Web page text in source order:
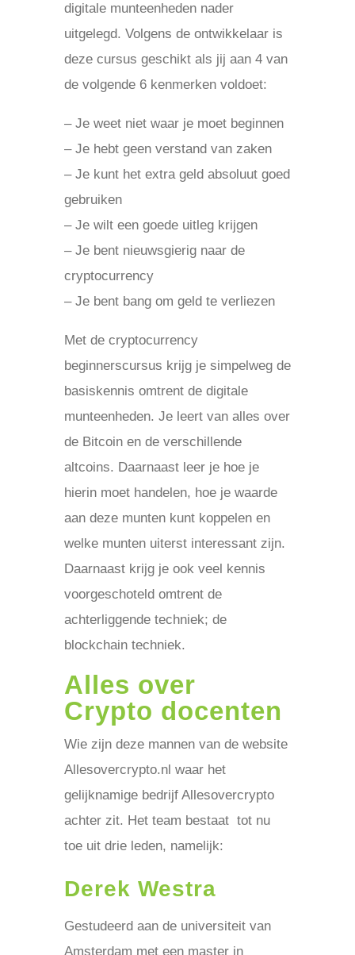
digitale munteenheden nader
uitgelegd. Volgens de ontwikkelaar is
deze cursus geschikt als jij aan 4 van
de volgende 6 kenmerken voldoet:
– Je weet niet waar je moet beginnen
– Je hebt geen verstand van zaken
– Je kunt het extra geld absoluut goed
gebruiken
– Je wilt een goede uitleg krijgen
– Je bent nieuwsgierig naar de
cryptocurrency
– Je bent bang om geld te verliezen
Met de cryptocurrency
beginnerscursus krijg je simpelweg de
basiskennis omtrent de digitale
munteenheden. Je leert van alles over
de Bitcoin en de verschillende
altcoins. Daarnaast leer je hoe je
hierin moet handelen, hoe je waarde
aan deze munten kunt koppelen en
welke munten uiterst interessant zijn.
Daarnaast krijg je ook veel kennis
voorgeschoteld omtrent de
achterliggende techniek; de
blockchain techniek.
Alles over
Crypto docenten
Wie zijn deze mannen van de website
Allesovercrypto.nl waar het
gelijknamige bedrijf Allesovercrypto
achter zit. Het team bestaat tot nu
toe uit drie leden, namelijk:
Derek Westra
Gestudeerd aan de universiteit van
Amsterdam met een master in